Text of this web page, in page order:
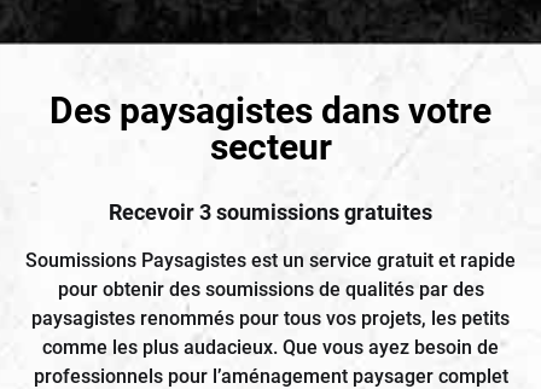
Des paysagistes dans votre
secteur
Recevoir 3 soumissions gratuites
Soumissions Paysagistes est un service gratuit et rapide
pour obtenir des soumissions de qualités par des
paysagistes renommés pour tous vos projets, les petits
comme les plus audacieux. Que vous ayez besoin de
professionnels pour l’aménagement paysager complet